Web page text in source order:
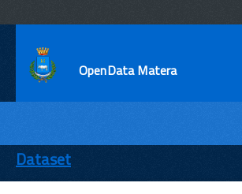
OpenData Matera
ENTI
TEMI
Dataset